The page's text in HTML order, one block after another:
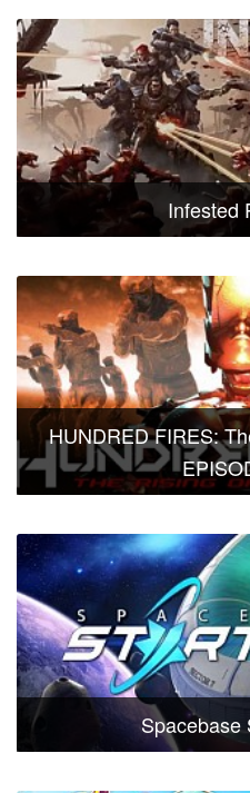
Infested
HUNDRED FIRES:
Spacebase